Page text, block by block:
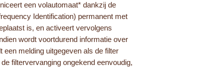
een volautomaat* dankzij de
Identification) permanent met
is, en activeert vervolgens
wordt voortdurend informatie over
een melding uitgegeven als de filter
filtervervanging ongekend eenvoudig,